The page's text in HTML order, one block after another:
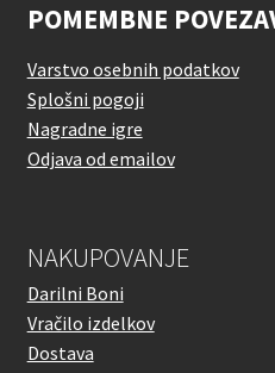
POMEMBNE
Varstvo osebnih podatkov
Splošni pogoji
Nagradne igre
Odjava od emailov
NAKUPOVANJE
Darilni Boni
Vračilo izdelkov
Dostava